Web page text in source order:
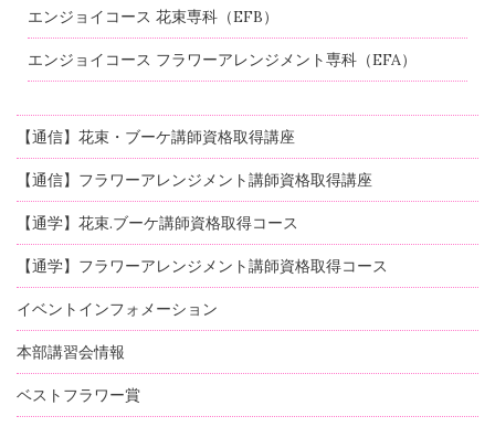
エンジョイコース 花束専科（EFB）
エンジョイコース フラワーアレンジメント専科（EFA）
【通信】花束・ブーケ講師資格取得講座
【通信】フラワーアレンジメント講師資格取得講座
【通学】花束.ブーケ講師資格取得コース
【通学】フラワーアレンジメント講師資格取得コース
イベントインフォメーション
本部講習会情報
ベストフラワー賞